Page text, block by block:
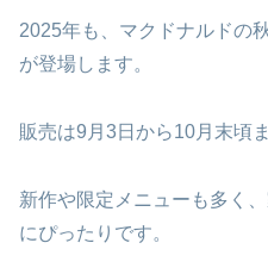
2025年も、マクドナルドの
が登場します。
販売は9月3日から10月末頃ま
新作や限定メニューも多く
にぴったりです。